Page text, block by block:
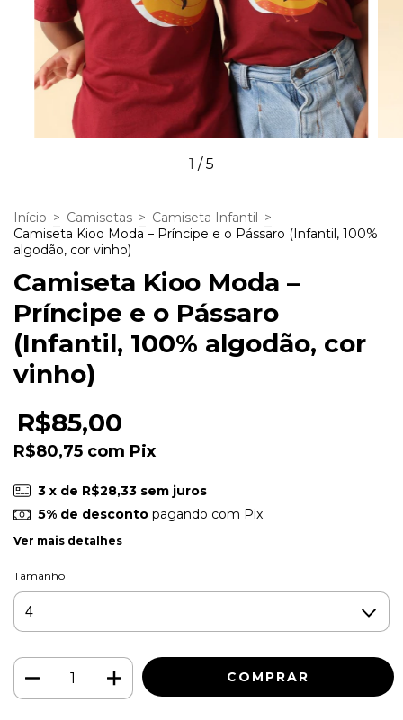
1 /5
Início > Camisetas > Camiseta Infantil >
Camiseta Kioo Moda – Príncipe e o Pássaro (Infantil, 100%
algodão, cor vinho)
Camiseta Kioo Moda –
Príncipe e o Pássaro
(Infantil, 100% algodão, cor
vinho)
R$85,00
R$80,75 com Pix
3 x de R$28,33 sem juros
5% de descontopagando com Pix
Ver mais detalhes
Tamanho